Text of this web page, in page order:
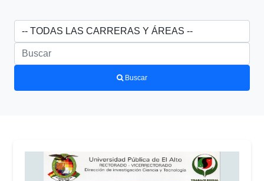
Buscar